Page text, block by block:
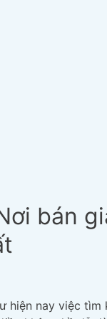
bán
hiện nay việc tìm